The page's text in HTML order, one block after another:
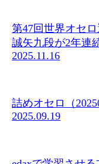
第47回世界オセ
誠矢九段が2年連
2025.11.16
詰めオセロ（
2025.09.19